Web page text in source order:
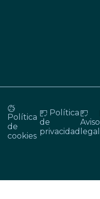
Política
de
cookies
Política
de
privacidad
Aviso
legal